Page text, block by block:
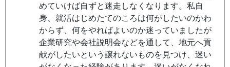
めていけば自ずと迷走しなくなります。私自
身、就活はじめたてのころは何がしたいのかわ
からず、何をやればよいのか迷っていましたが
企業研究や会社説明会などを通して、地元へ貢
献がしたいという譲れないものを見つけ、迷い